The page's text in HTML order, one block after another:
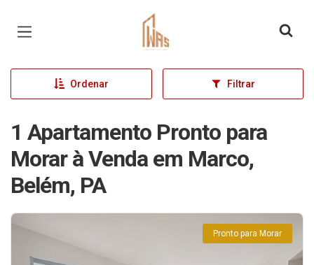
Página inicial
Ordenar Filtrar
1 Apartamento Pronto para
Morar à Venda em Marco,
Belém, PA
Pronto para Morar